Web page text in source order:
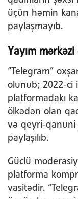
üçün həmin
paylaşmayıb.
Yayım mərkəzi
“Telegram”
olunub; 2022-ci
platformadakı
ölkədən olan
və qeyri-qanuni
paylaşılıb.
Güclü
platforma
vasitədir.